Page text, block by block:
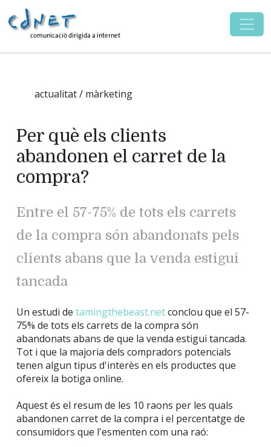
actualitat / màrketing
Per què els clients
abandonen el carret de la
compra?
Entre el 57-75% de tots els carrets
de la compra són abandonats pels
clients abans que la venda estigui
tancada
Un estudi de tamingthebeast.netconclou que el 57-
75% de tots els carrets de la compra són
abandonats abans de que la venda estigui tancada.
Tot i que la majoria dels compradors potencials
tenen algun tipus d'interès en els productes que
ofereix la botiga online.
Aquest és el resum de les 10 raons per les quals
abandonen carret de la compra i el percentatge de
consumidors que l'esmenten com una raó: